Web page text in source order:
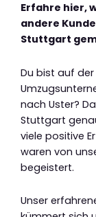
Erfahre hier,
andere
Stuttgart
Du bist auf
nach Uster?
Stuttgart
viele positive
waren von
begeistert.
Unser